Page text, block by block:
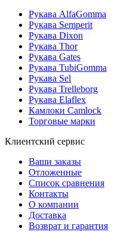
Рукава AlfaGomma
Рукава Semperit
Рукава Dixon
Рукава Thor
Рукава Gates
Рукава TubiGomma
Рукава Sel
Рукава Trelleborg
Рукава Elaflex
Камлоки Camlock
Торговые марки
Клиентский сервис
Ваши заказы
Отложенные
Список сравнения
Контакты
О компании
Доставка
Возврат и гарантия